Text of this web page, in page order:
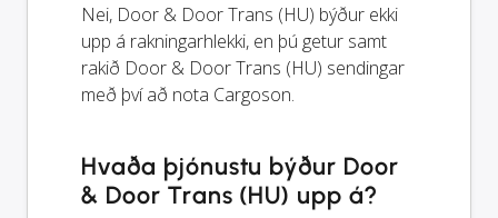
Nei, Door & Door Trans (HU) býður ekki
upp á rakningarhlekki, en þú getur samt
rakið Door & Door Trans (HU) sendingar
með því að nota Cargoson.
Hvaða þjónustu býður Door
& Door Trans (HU) upp á?